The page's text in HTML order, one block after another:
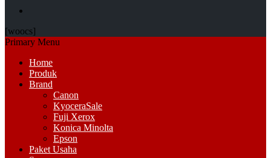
[woocs]
Primary Menu
Home
Produk
Brand
Canon
KyoceraSale
Fuji Xerox
Konica Minolta
Epson
Paket Usaha